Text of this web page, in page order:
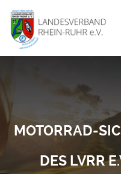
MOTORRAD-
DES LVRR